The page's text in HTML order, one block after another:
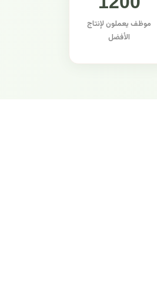
موظف يعملون لإنتاج
الأفضل